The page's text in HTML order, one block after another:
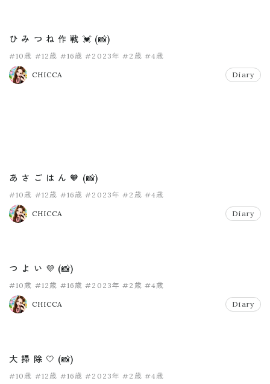
ひ み つ ね 作 戦 💓 (📸)
#10歳 #12歳 #16歳 #2023年 #2歳 #4歳
CHICCA Diary
あ さ ご は ん 🧡 (📸)
#10歳 #12歳 #16歳 #2023年 #2歳 #4歳
CHICCA Diary
つ よ い 💜 (📸)
#10歳 #12歳 #16歳 #2023年 #2歳 #4歳
CHICCA Diary
大 掃 除 🤍 (📸)
#10歳 #12歳 #16歳 #2023年 #2歳 #4歳